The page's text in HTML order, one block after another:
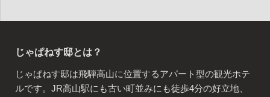
じゃぱねす邸とは？
じゃぱねす邸は飛騨高山に位置するアパート型の観光ホテ
ルです。JR高山駅にも古い町並みにも徒歩4分の好立地、